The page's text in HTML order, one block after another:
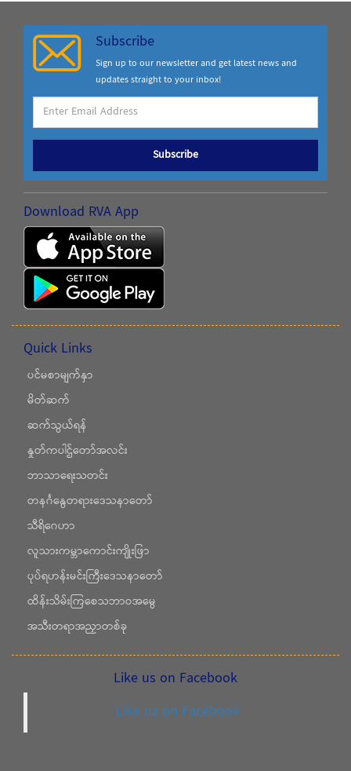
Subscribe
Sign up to our newsletter and get latest news and
updates straight to your inbox!
Subscribe
Download RVA App
Quick Links
ပင်မစာမျက်နှာ
မိတ်ဆက်
ဆက်သွယ်ရန်
နှုတ်ကပါဌ်တော်အလင်း
ဘာသာရေးသတင်း
တနင်္ဂနွေတရားဒေသနာတော်
သီရိဂေဟာ
လူသားကမ္ဘာကောင်းကျိုးဖြာ
ပုပ်ရဟန်းမင်းကြီးဒေသနာတော်
ထိန်းသိမ်းကြစေသဘာဝအမွေ
အသီးတရာအညှာတစ်ခု
Like us on Facebook
Like us on Facebook